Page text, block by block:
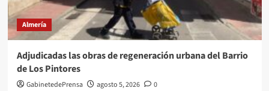
Almería
Adjudicadas las obras de regeneración urbana del Barrio
de Los Pintores
GabinetedePrensa agosto 5, 2026 0